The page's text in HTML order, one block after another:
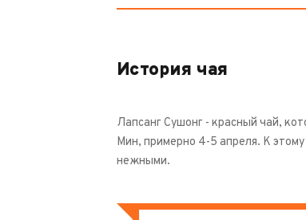
История чая
Лапсанг Сушонг - красный чай,
Мин, примерно 4-5 апреля. К
нежными.